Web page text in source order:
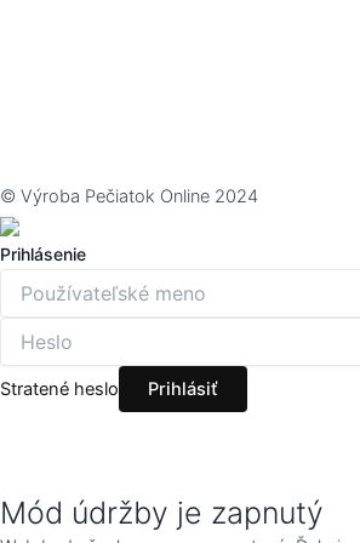
Mód údržby je zapnutý
© Výroba Pečiatok Online 2024
Prihlásenie
Stratené heslo